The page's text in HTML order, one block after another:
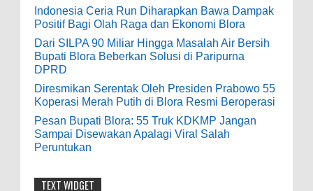
Dari SILPA 90 Miliar Hingga Masalah Air
Bersih Bupati Blora Beberkan Solusi di
Paripurna DPRD
0 7-28-2026
Diresmikan Serentak Oleh Presiden
Prabowo 55 Koperasi Merah Putih di Blora
Resmi Beroperasi
0 5-16-2026
Pesan Bupati Blora: 55 Truk KDKMP Jangan
3-4-2022
Casino - DrmcdCasino is 부산광역 출
장안마 open and excited 고양 출장샵 to welcome
you back 의정부 출장샵 to a 제주도 출장마사지
world of casino gaming! Experience our great mix
of slots, table games 제주 출장안마 and video
poker! Cas...
Anonymous:
bulan oktober 2020 ini ?
Indonesia Ceria Run Diharapkan Bawa Dampak
Positif Bagi Olah Raga dan Ekonomi Blora
Dari SILPA 90 Miliar Hingga Masalah Air Bersih
Bupati Blora Beberkan Solusi di Paripurna
DPRD
Diresmikan Serentak Oleh Presiden Prabowo 55
Koperasi Merah Putih di Blora Resmi Beroperasi
Pesan Bupati Blora: 55 Truk KDKMP Jangan
Sampai Disewakan Apalagi Viral Salah
Peruntukan
TEXT WIDGET